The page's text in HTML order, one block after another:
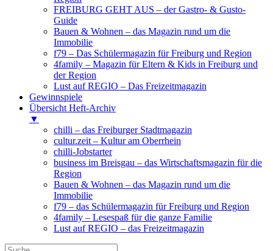
FREIBURG GEHT AUS – der Gastro- & Gusto-
Guide
Bauen & Wohnen – das Magazin rund um die
Immobilie
f79 – Das Schülermagazin für Freiburg und Region
4family – Magazin für Eltern & Kids in Freiburg und
der Region
Lust auf REGIO – Das Freizeitmagazin
Gewinnspiele
Übersicht Heft-Archiv
▼
chilli – das Freiburger Stadtmagazin
cultur.zeit – Kultur am Oberrhein
chilli-Jobstarter
business im Breisgau – das Wirtschaftsmagazin für die
Region
Bauen & Wohnen – das Magazin rund um die
Immobilie
f79 – das Schülermagazin für Freiburg und Region
4family – Lesespaß für die ganze Familie
Lust auf REGIO – das Freizeitmagazin